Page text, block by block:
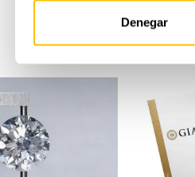
Denegar
del
diamant